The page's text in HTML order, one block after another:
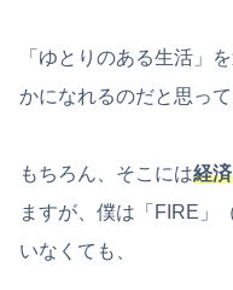
「ゆとりのある生活」
かになれるのだと思って
もちろん、そこには経
ますが、僕は「FIRE」
いなくても、